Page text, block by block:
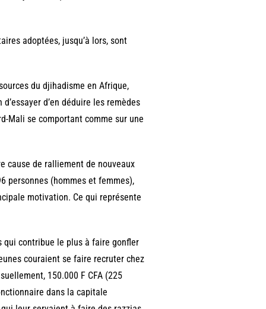
adoptées, jusqu’à lors, sont
du djihadisme en Afrique,
d’en déduire les remèdes
Mali se comportant comme sur une
cause de ralliement de nouveaux
personnes (hommes et femmes),
motivation. Ce qui représente
qui contribue le plus à faire gonfler
couraient se faire recruter chez
150.000 F CFA (225
dans la capitale